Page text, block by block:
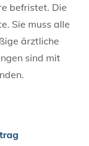
befristet. Die
Sie muss alle
ärztliche
sind mit